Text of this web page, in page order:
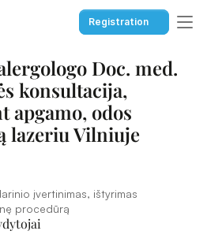
Registration
Doc. med.
konsultacija,
apgamo, odos
lazeriu Vilniuje
įvertinimas, ištyrimas
procedūrą